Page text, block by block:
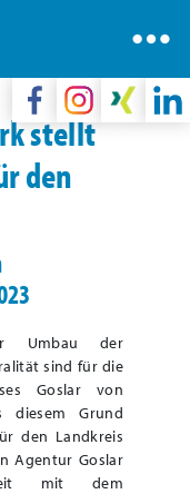
stellt
den
Umbau der
sind für die
Goslar von
diesem Grund
den Landkreis
Agentur Goslar
mit dem